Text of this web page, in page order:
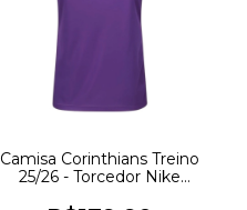
Camisa Corinthians Treino
25/26 - Torcedor Nike